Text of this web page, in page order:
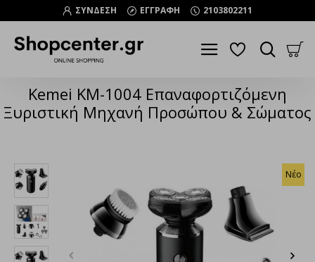
ΣΥΝΔΕΣΗ ΕΓΓΡΑΦΗ 2103802211
Kemei KM-1004 Επαναφορτιζόμενη
Ξυριστική Μηχανή Προσώπου & Σώματος
Νέο